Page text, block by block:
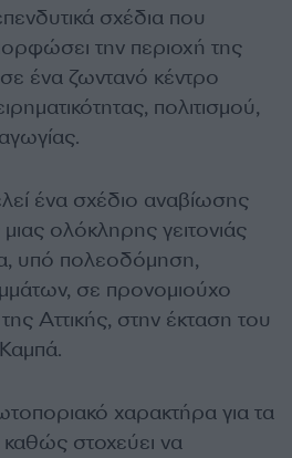
σχέδια που
την περιοχή της
ένα ζωντανό κέντρο
πολιτισμού,
ένα σχέδιο αναβίωσης
ολόκληρης γειτονιάς
υπό πολεοδόμηση,
σε προνομιούχο
Αττικής, στην έκταση του
χαρακτήρα για τα
στοχεύει να